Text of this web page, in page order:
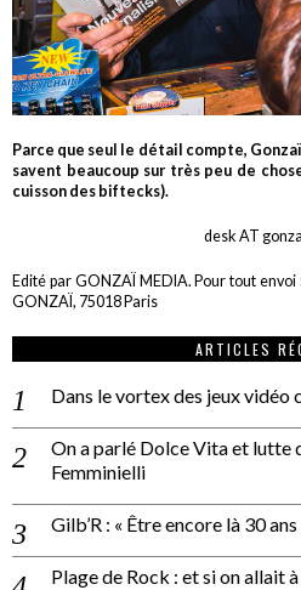
Parce que seul le détail compte,
savent beaucoup sur très peu de
cuisson des biftecks).
desk AT
Edité par GONZAÏ MEDIA. Pour tout
GONZAÏ, 75018 Paris
ARTICLES
Dans le vortex des jeux vidéo
On a parlé Dolce Vita et lutte
Femminielli
Gilb’R : « Être encore là 30
Plage de Rock : et si on allait